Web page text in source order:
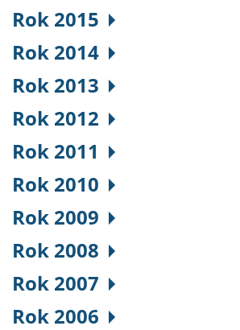
Rok 2015
Rok 2014
Rok 2013
Rok 2012
Rok 2011
Rok 2010
Rok 2009
Rok 2008
Rok 2007
Rok 2006